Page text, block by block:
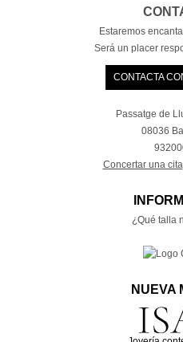
Estaremos
Será un placer
CONTACTA
Passatge de
08036
Concertar una cita
¿Qué talla
NUEVA